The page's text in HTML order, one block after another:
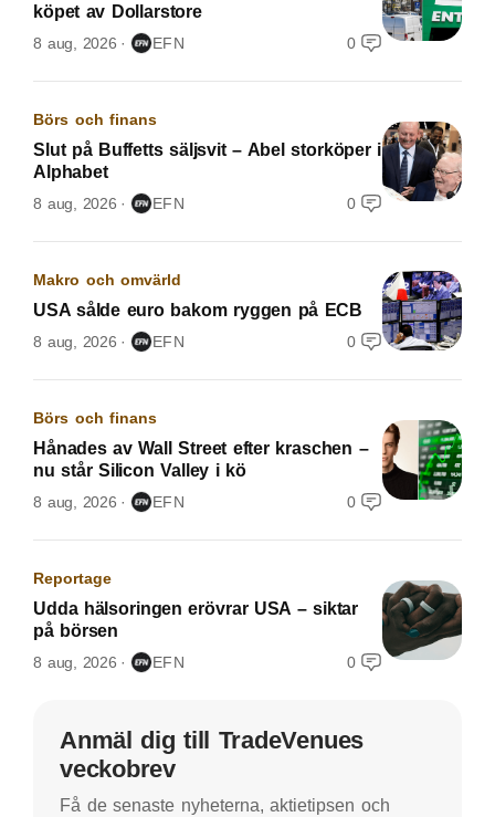
köpet av Dollarstore
8 aug, 2026 EFN 0
Börs och finans
Slut på Buffetts säljsvit – Abel storköper i
Alphabet
8 aug, 2026 EFN 0
Makro och omvärld
USA sålde euro bakom ryggen på ECB
8 aug, 2026 EFN 0
Börs och finans
Hånades av Wall Street efter kraschen –
nu står Silicon Valley i kö
8 aug, 2026 EFN 0
Reportage
Udda hälsoringen erövrar USA – siktar
på börsen
8 aug, 2026 EFN 0
Anmäl dig till TradeVenues
veckobrev
Få de senaste nyheterna, aktietipsen och